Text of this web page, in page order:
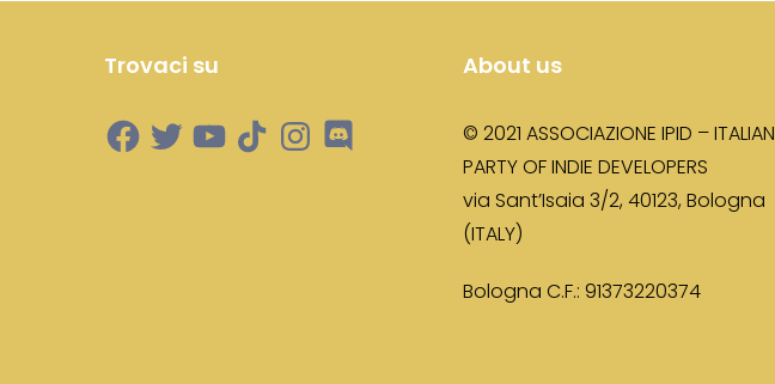
Trovaci su About us
© 2021 ASSOCIAZIONE IPID – ITALIAN
PARTY OF INDIE DEVELOPERS
via Sant’Isaia 3/2, 40123, Bologna
(ITALY)
Bologna C.F.: 91373220374